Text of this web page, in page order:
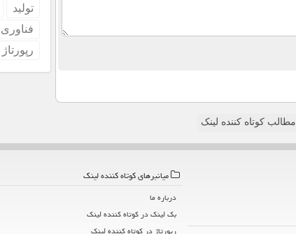
تولید
فناوری
رپورتاژ
مطالب کوتاه کننده لینک
میانبرهای كوتاه كننده لینك
درباره ما
بک لینک در كوتاه كننده لینك
رپورتاژ در كوتاه كننده لینك